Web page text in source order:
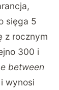
sięga 5
z rocznym
300 i
between
wynosi